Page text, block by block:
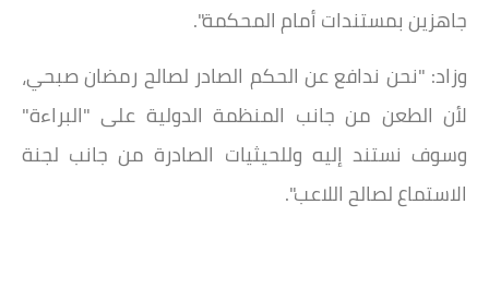
جاهزين بمستندات أمام المحكمة".
وزاد: "نحن ندافع عن الحكم الصادر لصالح رمضان صبحي،
لأن الطعن من جانب المنظمة الدولية على "البراءة"
وسوف نستند إليه وللحيثيات الصادرة من جانب لجنة
الاستماع لصالح اللاعب".